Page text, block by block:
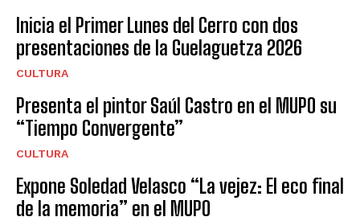
Inicia el Primer Lunes del Cerro con dos
presentaciones de la Guelaguetza 2026
CULTURA
Presenta el pintor Saúl Castro en el MUPO su
“Tiempo Convergente”
CULTURA
Expone Soledad Velasco “La vejez: El eco final
de la memoria” en el MUPO